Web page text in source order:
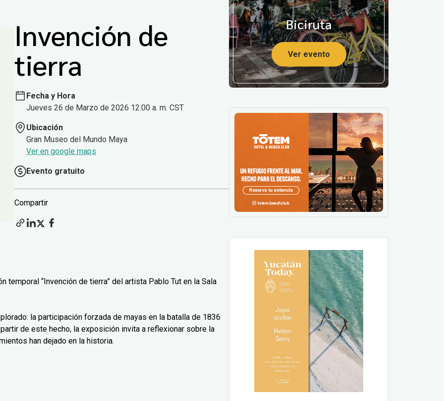
Invención de
tierra
Fecha y Hora
Jueves 26 de Marzo de 2026 12:00 a. m. CST
Ubicación
Gran Museo del Mundo Maya
Ver en google maps
Evento gratuito
Compartir
“Invención de tierra” del artista Pablo Tut en la Sala
la participación forzada de mayas en la batalla de 1836
de este hecho, la exposición invita a reflexionar sobre la
han dejado en la historia.
Biciruta
Ver evento